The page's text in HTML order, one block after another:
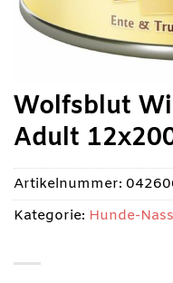
Wolfsblut
Adult
Artikelnummer:
Kategorie: Hunde-